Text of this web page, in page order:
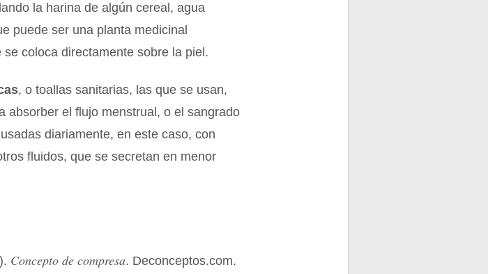
la harina de algún cereal, agua
puede ser una planta medicinal
coloca directamente sobre la piel.
, o toallas sanitarias, las que se usan,
absorber el flujo menstrual, o el sangrado
diariamente, en este caso, con
fluidos, que se secretan en menor
Concepto de compresa. Deconceptos.com.